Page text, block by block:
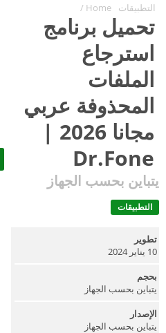
Home
/ التطبيقات
تحميل برنامج
استرجاع
الملفات
المحذوفة عربي
مجانا 2026 |
Dr.Fone
يتباين بحسب الجهاز
التطبيقات
تطوير
10 يناير 2024
بحجم
يتباين بحسب الجهاز
الإصدار
يتباين بحسب الجهاز